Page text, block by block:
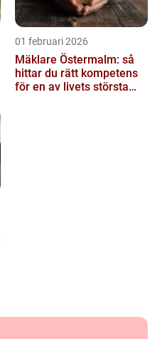
01 februari 2026
Mäklare Östermalm: så
hittar du rätt kompetens
för en av livets största